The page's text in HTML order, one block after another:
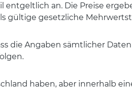
entgeltlich an. Die Preise
gültige gesetzliche
die Angaben sämtlicher
haben, aber innerhalb